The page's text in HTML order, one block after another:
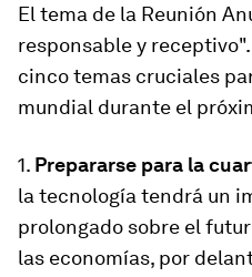
El tema de la Reunión
responsable y
cinco temas cruciales
mundial durante el
1. Prepararse para la
la tecnología tendrá un
prolongado sobre el
las economías, por